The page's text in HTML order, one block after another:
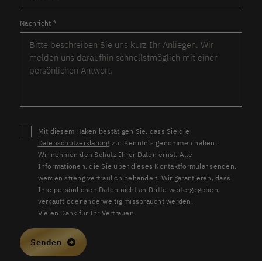
Nachricht *
Mit diesem Haken bestätigen Sie, dass Sie die
Datenschutzerklärung zur Kenntnis genommen haben.
Wir nehmen den Schutz Ihrer Daten ernst. Alle
Informationen, die Sie über dieses Kontaktformular senden,
werden streng vertraulich behandelt. Wir garantieren, dass
Ihre persönlichen Daten nicht an Dritte weitergegeben,
verkauft oder anderweitig missbraucht werden.
Vielen Dank für Ihr Vertrauen.
Senden